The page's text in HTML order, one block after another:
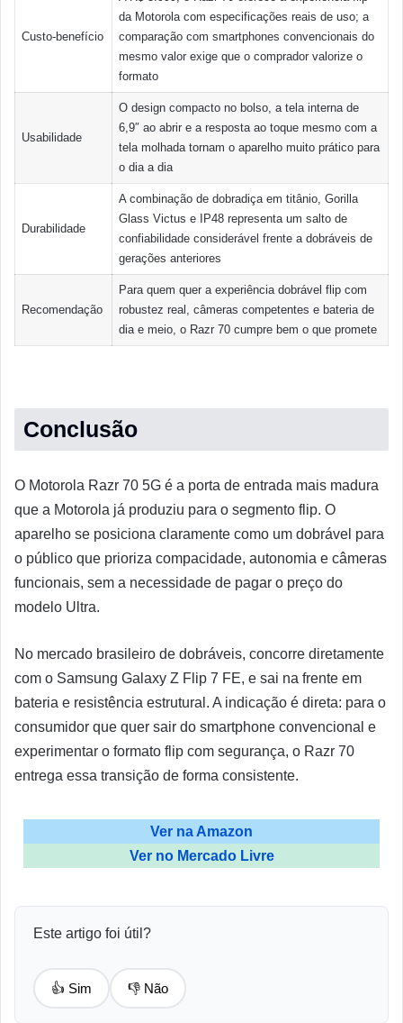
Custo-benefício
da Motorola com especificações reais de uso; a
comparação com smartphones convencionais do
mesmo valor exige que o comprador valorize o
formato
Usabilidade
O design compacto no bolso, a tela interna de
6,9″ ao abrir e a resposta ao toque mesmo com a
tela molhada tornam o aparelho muito prático para
o dia a dia
Durabilidade
A combinação de dobradiça em titânio, Gorilla
Glass Victus e IP48 representa um salto de
confiabilidade considerável frente a dobráveis de
gerações anteriores
Recomendação
Para quem quer a experiência dobrável flip com
robustez real, câmeras competentes e bateria de
dia e meio, o Razr 70 cumpre bem o que promete
Conclusão
O Motorola Razr 70 5G é a porta de entrada mais madura
que a Motorola já produziu para o segmento flip. O
aparelho se posiciona claramente como um dobrável para
o público que prioriza compacidade, autonomia e câmeras
funcionais, sem a necessidade de pagar o preço do
modelo Ultra.
No mercado brasileiro de dobráveis, concorre diretamente
com o Samsung Galaxy Z Flip 7 FE, e sai na frente em
bateria e resistência estrutural. A indicação é direta: para o
consumidor que quer sair do smartphone convencional e
experimentar o formato flip com segurança, o Razr 70
entrega essa transição de forma consistente.
Ver na Amazon
Ver no Mercado Livre
Este artigo foi útil?
👍 Sim 👎 Não